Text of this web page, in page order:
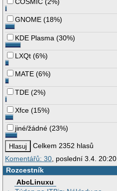
GNOME (18%)
KDE Plasma (30%)
LXQt (6%)
MATE (6%)
TDE (2%)
Xfce (15%)
jiné/žádné (23%)
Celkem 2352 hlasů
Komentářů: 30 , poslední 3.4. 20:20
Rozcestník
AbcLinuxu